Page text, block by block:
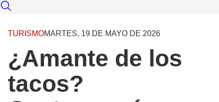
TURISMOMARTES, 19 DE MAYO DE 2026
¿Amante de los
tacos?